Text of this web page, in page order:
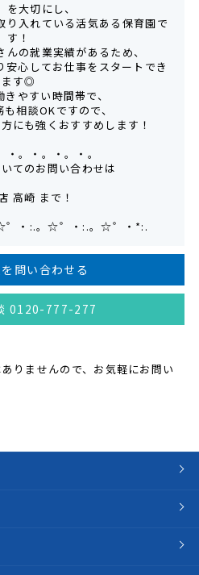
を大切にし、
り入れている活気ある保育園で
す！
の就業実績があるため、
安心してお仕事をスタートでき
ます◎
やすい時間帯で、
相談OKですので、
にも強くおすすめします！
・。・。・。・。
てのお問い合わせは
高崎 まで！
・:.。☆゜・:.。☆゜・*:.
問い合わせる
0120-777-277
りませんので、お気軽にお問い